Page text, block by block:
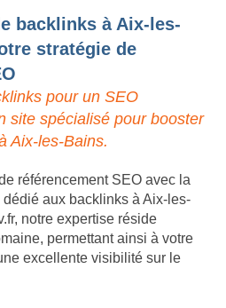
backlinks à Aix-les-
stratégie de
pour un SEO
site spécialisé pour booster
Aix-les-Bains.
référencement SEO avec la
aux backlinks à Aix-les-
notre expertise réside
permettant ainsi à votre
excellente visibilité sur le